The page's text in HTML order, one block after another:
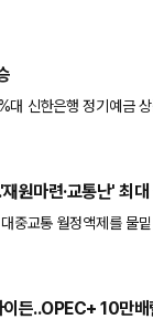
있어 세심히 따져봐야
대 신한은행 정기예
다시 3%대의 산업은행
원마련·교통난' 최대
교통 월정액제를 물
려가 현실화 걸림돌
든..OPEC+ 10만배